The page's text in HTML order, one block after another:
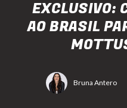
EXCLUSIVO:
AO BRASIL
Bruna Antero